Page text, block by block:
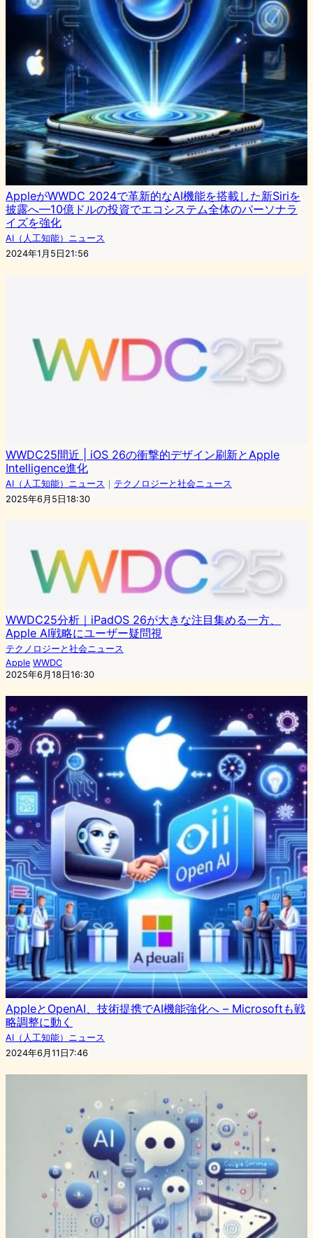
AppleがWWDC 2024で革新的なAI機能を搭載した新Siriを
披露へ—10億ドルの投資でエコシステム全体のパーソナラ
イズを強化
AI（人工知能）ニュース
2024年1月5日21:56
WWDC25間近 | iOS 26の衝撃的デザイン刷新とApple
Intelligence進化
AI（人工知能）ニュース ｜ テクノロジーと社会ニュース
2025年6月5日18:30
WWDC25分析｜iPadOS 26が大きな注目集める一方、
Apple AI戦略にユーザー疑問視
テクノロジーと社会ニュース
Apple WWDC
2025年6月18日16:30
AppleとOpenAI、技術提携でAI機能強化へ – Microsoftも戦
略調整に動く
AI（人工知能）ニュース
2024年6月11日7:46